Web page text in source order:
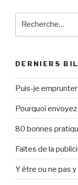
DERNIERS
Puis-je
Pourquoi
80 bonnes
Faites de la
Y être ou ne pas